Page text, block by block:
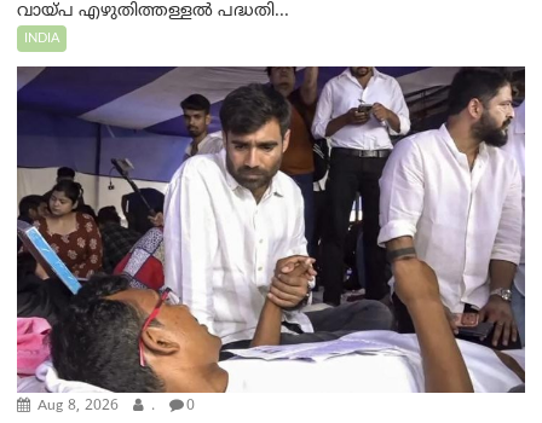
വായ്പ എഴുതിത്തള്ളൽ പദ്ധതി...
INDIA
Aug 8, 2026 . 0